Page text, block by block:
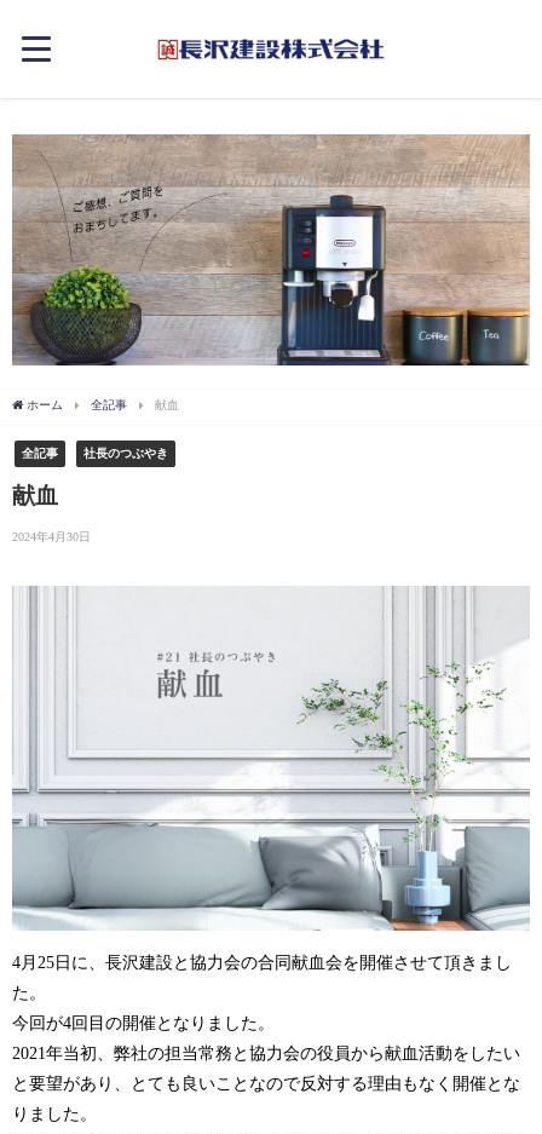
ホーム 全記事 献血
全記事 社長のつぶやき
献血
2024年4月30日
4月25日に、長沢建設と協力会の合同献血会を開催させて頂きまし
た。
今回が4回目の開催となりました。
2021年当初、弊社の担当常務と協力会の役員から献血活動をしたい
と要望があり、とても良いことなので反対する理由もなく開催とな
りました。